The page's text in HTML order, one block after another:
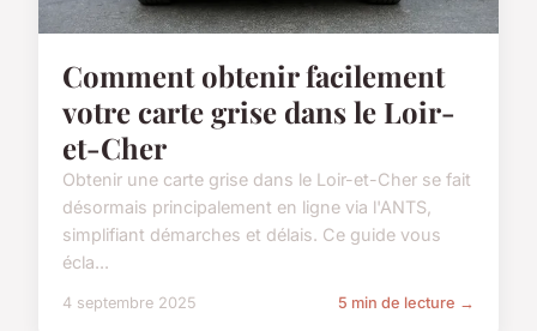
Comment obtenir facilement
votre carte grise dans le Loir-
et-Cher
Obtenir une carte grise dans le Loir-et-Cher se fait
désormais principalement en ligne via l'ANTS,
simplifiant démarches et délais. Ce guide vous
écla...
4 septembre 2025 5 min de lecture →